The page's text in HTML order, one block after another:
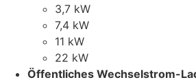
3,7 kW
7,4 kW
11 kW
22 kW
Öffentliches Wechselstrom-